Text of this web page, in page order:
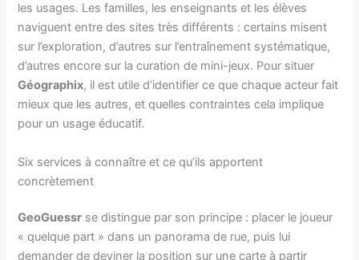
les usages. Les familles, les enseignants et les élèves
naviguent entre des sites très différents : certains misent
sur l’exploration, d’autres sur l’entraînement systématique,
d’autres encore sur la curation de mini-jeux. Pour situer
Géographix, il est utile d’identifier ce que chaque acteur fait
mieux que les autres, et quelles contraintes cela implique
pour un usage éducatif.
Six services à connaître et ce qu’ils apportent
concrètement
GeoGuessr se distingue par son principe : placer le joueur
« quelque part » dans un panorama de rue, puis lui
demander de deviner la position sur une carte à partir